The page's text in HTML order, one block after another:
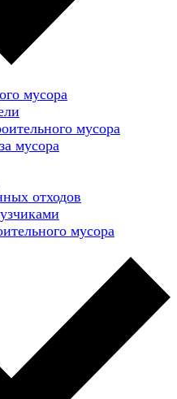
мусора
мусора
мусора
отходов
мусора